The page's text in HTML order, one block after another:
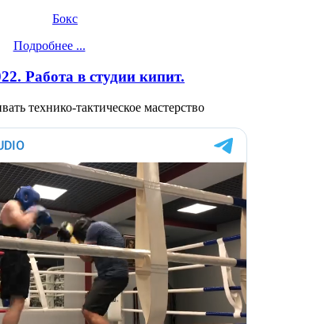
Бокс
Подробнее ...
Работа в студии кипит.
технико-тактическое мастерство